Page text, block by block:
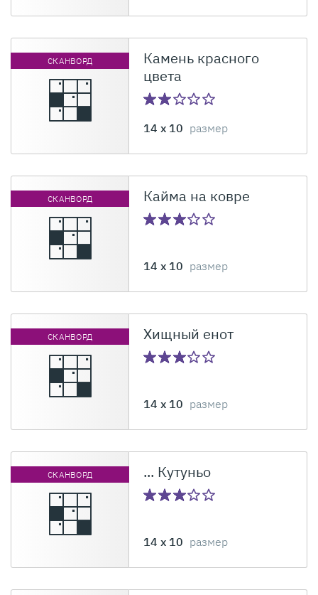
СКАНВОРД
Камень красного
цвета
14 x 10 размер
СКАНВОРД Кайма на ковре
14 x 10 размер
СКАНВОРД Хищный енот
14 x 10 размер
СКАНВОРД ... Кутуньо
14 x 10 размер